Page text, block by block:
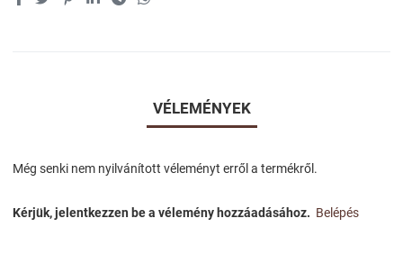
VÉLEMÉNYEK
Még senki nem nyilvánított véleményt erről a termékről.
Kérjük, jelentkezzen be a vélemény hozzáadásához. Belépés